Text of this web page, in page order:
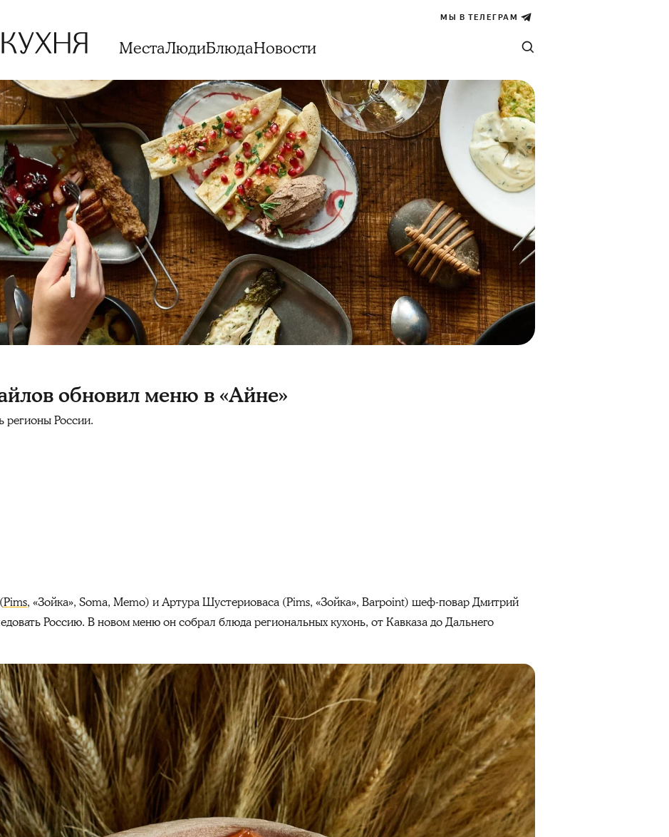
МЫ В ТЕЛЕГРАМ
МестаЛюдиБлюдаНовости
обновил меню в «Айне»
регионы России.
Pims, «Зойка», Soma, Memo) и Артура Шустериоваса (Pims, «Зойка», Barpoint) шеф-повар Дмитрий
Россию. В новом меню он собрал блюда региональных кухонь, от Кавказа до Дальнего